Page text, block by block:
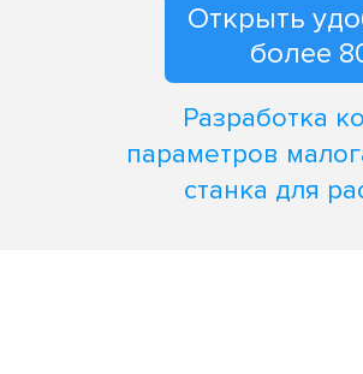
Открыть
более
Разработка
параметров
станка для